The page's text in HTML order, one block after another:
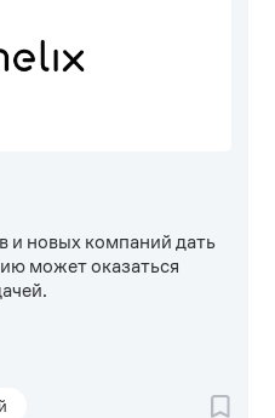
и новых компаний дать
может оказаться